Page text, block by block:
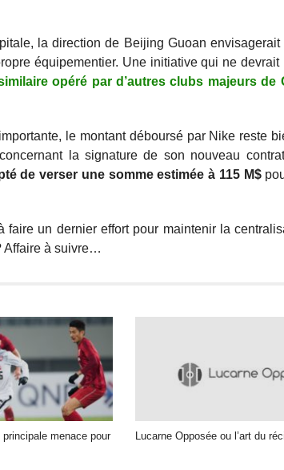
la direction de Beijing Guoan
équipementier. Une initiative qui ne devrait
opéré par d’autres clubs majeurs de
le montant déboursé par Nike reste
la signature de son nouveau
de verser une somme estimée à 115 M$
un dernier effort pour maintenir la
Affaire à suivre…
principale menace pour
Lucarne Opposée ou l’art du